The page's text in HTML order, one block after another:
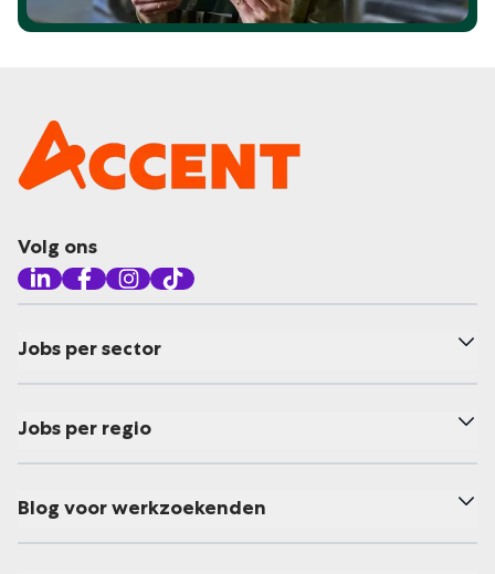
Volg ons
Jobs per sector
Jobs per regio
Blog voor werkzoekenden